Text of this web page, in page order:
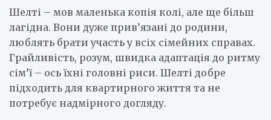
Шелті – мов маленька копія колі, але ще більш
лагідна. Вони дуже прив’язані до родини,
люблять брати участь у всіх сімейних справах.
Грайливість, розум, швидка адаптація до ритму
сім’ї – ось їхні головні риси. Шелті добре
підходить для квартирного життя та не
потребує надмірного догляду.